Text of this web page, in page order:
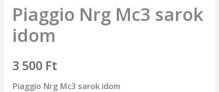
Piaggio Nrg Mc3 sarok
idom
3 500 Ft
Piaggio Nrg Mc3 sarok idom